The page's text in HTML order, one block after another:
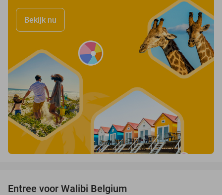
Bekijk nu
Entree voor Walibi Belgium